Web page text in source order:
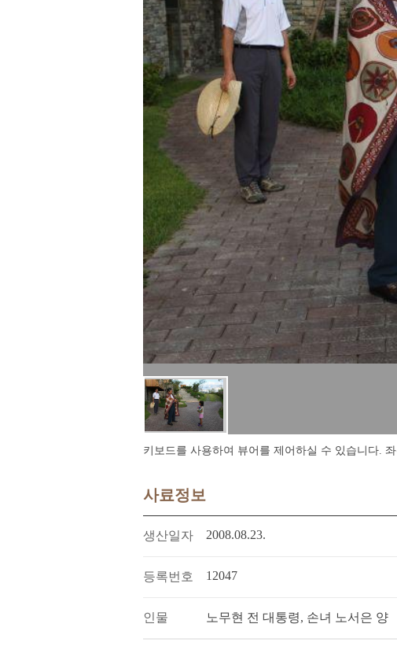
키보드를 사용하여 뷰어를 제어하실 수 있습니다.
사료정보
생산일자 2008.08.23.
등록번호 12047
인물 노무현 전 대통령, 손녀 노서은 양